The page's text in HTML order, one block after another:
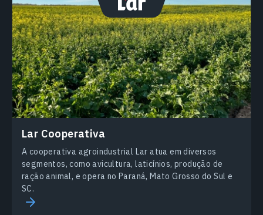
Lar Сooperativa
A cooperativa agroindustrial Lar atua em diversos
segmentos, como avicultura, laticínios, produção de
ração animal, e opera no Paraná, Mato Grosso do Sul e
SC.